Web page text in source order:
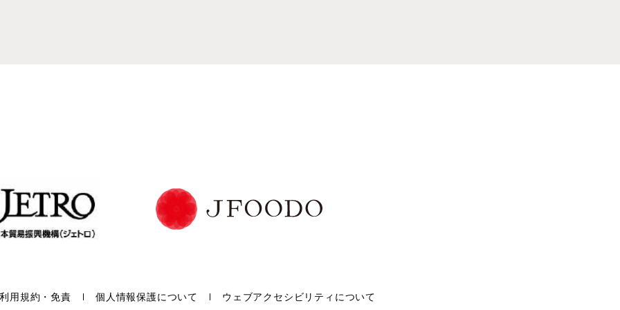
利用規約・免責 個人情報保護について ウェブアクセシビリティについて